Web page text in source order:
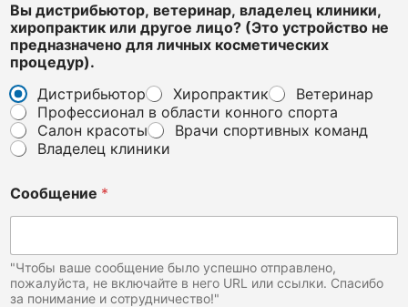
e
r
s
o
n
a
l
И
м
у
с
т
о
й
с
Вы дистрибьютор, ветеринар, владелец клиники,
хиропрактик или другое лицо? (Это устройство не
предназначено для личных косметических
процедур).
Дистрибьютор
Хиропрактик
Ветеринар
Профессионал в области конного спорта
Салон красоты
Врачи спортивных команд
Владелец клиники
Сообщение *
"Чтобы ваше сообщение было успешно отправлено,
пожалуйста, не включайте в него URL или ссылки. Спасибо
за понимание и сотрудничество!"